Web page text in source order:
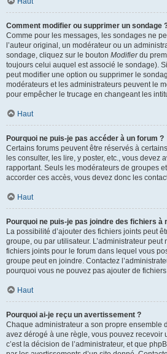
Comment modifier ou supprimer un sondage
Comme pour les messages, les sondages ne
l’auteur original, un modérateur ou un
sondage, cliquez sur le bouton Modifierdu
toujours celui auquel est associé le sondage).
peut modifier une option ou supprimer le
modérateurs et les administrateurs peuvent le
pour empêcher le trucage en changeant les
Haut
Pourquoi ne puis-je pas accéder à un forum ?
Certains forums peuvent être réservés à
les consulter, les lire, y poster, etc., vous devez
rapportant. Seuls les modérateurs de groupes
accorder ces accès, vous devez donc les
Haut
Pourquoi ne puis-je pas joindre des fichiers à
La possibilité d’ajouter des fichiers joints peut
groupe, ou par utilisateur. L’administrateur peut
fichiers joints pour le forum dans lequel vous
groupe peut en joindre. Contactez
pourquoi vous ne pouvez pas ajouter de
Haut
Pourquoi ai-je reçu un avertissement ?
Chaque administrateur a son propre ensemble
avez dérogé à une règle, vous pouvez recevoir
c’est la décision de l’administrateur, et que